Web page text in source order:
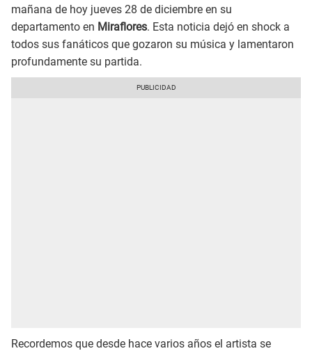
mañana de hoy jueves 28 de diciembre en su
departamento en Miraflores. Esta noticia dejó en shock a
todos sus fanáticos que gozaron su música y lamentaron
profundamente su partida.
Recordemos que desde hace varios años el artista se